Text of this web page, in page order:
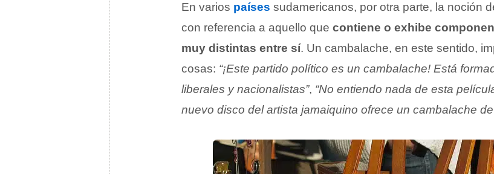
En varios países sudamericanos, por otra parte, la noción
con referencia a aquello que contiene o exhibe
muy distintas entre sí. Un cambalache, en este sentido,
cosas: “¡Este partido político es un cambalache! Está
liberales y nacionalistas”, “No entiendo nada de esta
nuevo disco del artista jamaiquino ofrece un cambalache de